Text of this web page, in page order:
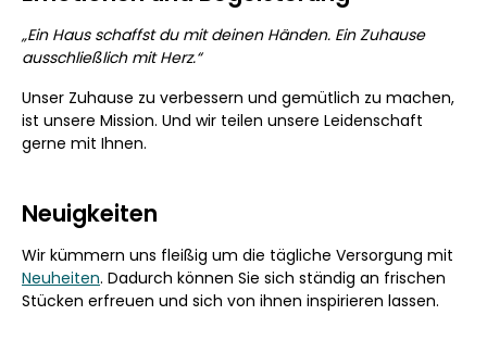
„Ein Haus schaffst du mit deinen Händen. Ein Zuhause
ausschließlich mit Herz.“
Unser Zuhause zu verbessern und gemütlich zu machen,
ist unsere Mission. Und wir teilen unsere Leidenschaft
gerne mit Ihnen.
Neuigkeiten
Wir kümmern uns fleißig um die tägliche Versorgung mit
Neuheiten. Dadurch können Sie sich ständig an frischen
Stücken erfreuen und sich von ihnen inspirieren lassen.